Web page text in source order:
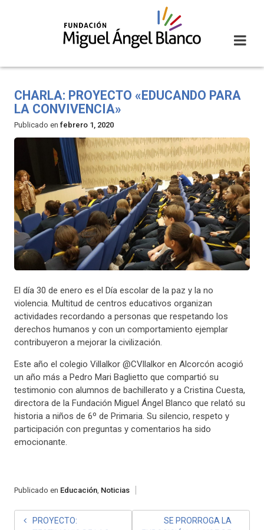
CHARLA: PROYECTO «EDUCANDO PARA
LA CONVIVENCIA»
Publicado en febrero 1, 2020
El día 30 de enero es el Día escolar de la paz y la no
violencia. Multitud de centros educativos organizan
actividades recordando a personas que respetando los
derechos humanos y con un comportamiento ejemplar
contribuyeron a mejorar la civilización.
Este año el colegio Villalkor @CVllalkor en Alcorcón acogió
un año más a Pedro Mari Baglietto que compartió su
testimonio con alumnos de bachillerato y a Cristina Cuesta,
directora de la Fundación Miguel Ángel Blanco que relató su
historia a niños de 6º de Primaria. Su silencio, respeto y
participación con preguntas y comentarios ha sido
emocionante.
Publicado en Educación, Noticias
PROYECTO:
SE PRORROGA LA